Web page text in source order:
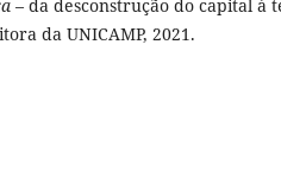
– da desconstrução do capital à
da UNICAMP, 2021.